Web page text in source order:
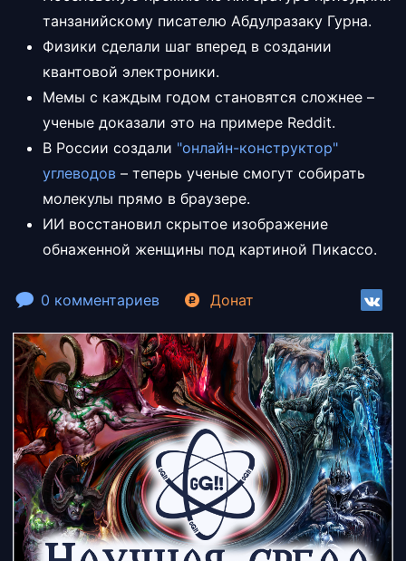
танзанийскому писателю Абдулразаку Гурна.
Физики сделали шаг вперед в создании
квантовой электроники.
Мемы с каждым годом становятся сложнее –
ученые доказали это на примере Reddit.
В России создали "онлайн-конструктор"
углеводов – теперь ученые смогут собирать
молекулы прямо в браузере.
ИИ восстановил скрытое изображение
обнаженной женщины под картиной Пикассо.
0 комментариев Донат